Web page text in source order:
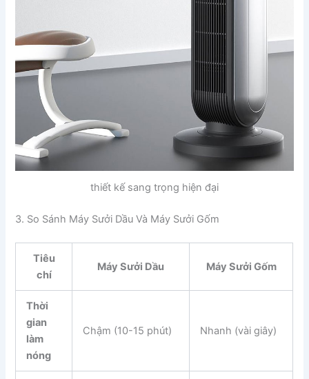
thiết kế sang trọng hiện đại
3. So Sánh Máy Sưởi Dầu Và Máy Sưởi Gốm
Tiêu
chí
Máy Sưởi Dầu Máy Sưởi Gốm
Thời
gian
làm
nóng
Chậm (10-15 phút) Nhanh (vài giây)